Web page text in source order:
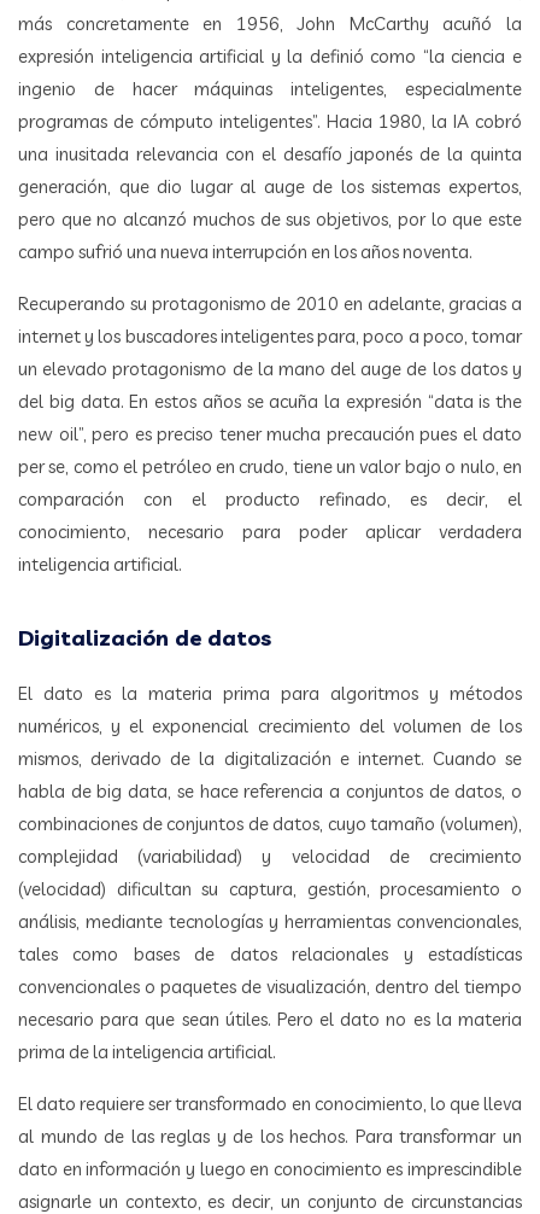
más concretamente en 1956, John McCarthy acuñó la
expresión inteligencia artificial y la definió como “la ciencia e
ingenio de hacer máquinas inteligentes, especialmente
programas de cómputo inteligentes”. Hacia 1980, la IA cobró
una inusitada relevancia con el desafío japonés de la quinta
generación, que dio lugar al auge de los sistemas expertos,
pero que no alcanzó muchos de sus objetivos, por lo que este
campo sufrió una nueva interrupción en los años noventa.
Recuperando su protagonismo de 2010 en adelante, gracias a
internet y los buscadores inteligentes para, poco a poco, tomar
un elevado protagonismo de la mano del auge de los datos y
del big data. En estos años se acuña la expresión “data is the
new oil”, pero es preciso tener mucha precaución pues el dato
per se, como el petróleo en crudo, tiene un valor bajo o nulo, en
comparación con el producto refinado, es decir, el
conocimiento, necesario para poder aplicar verdadera
inteligencia artificial.
Digitalización de datos
El dato es la materia prima para algoritmos y métodos
numéricos, y el exponencial crecimiento del volumen de los
mismos, derivado de la digitalización e internet. Cuando se
habla de big data, se hace referencia a conjuntos de datos, o
combinaciones de conjuntos de datos, cuyo tamaño (volumen),
complejidad (variabilidad) y velocidad de crecimiento
(velocidad) dificultan su captura, gestión, procesamiento o
análisis, mediante tecnologías y herramientas convencionales,
tales como bases de datos relacionales y estadísticas
convencionales o paquetes de visualización, dentro del tiempo
necesario para que sean útiles. Pero el dato no es la materia
prima de la inteligencia artificial.
El dato requiere ser transformado en conocimiento, lo que lleva
al mundo de las reglas y de los hechos. Para transformar un
dato en información y luego en conocimiento es imprescindible
asignarle un contexto, es decir, un conjunto de circunstancias